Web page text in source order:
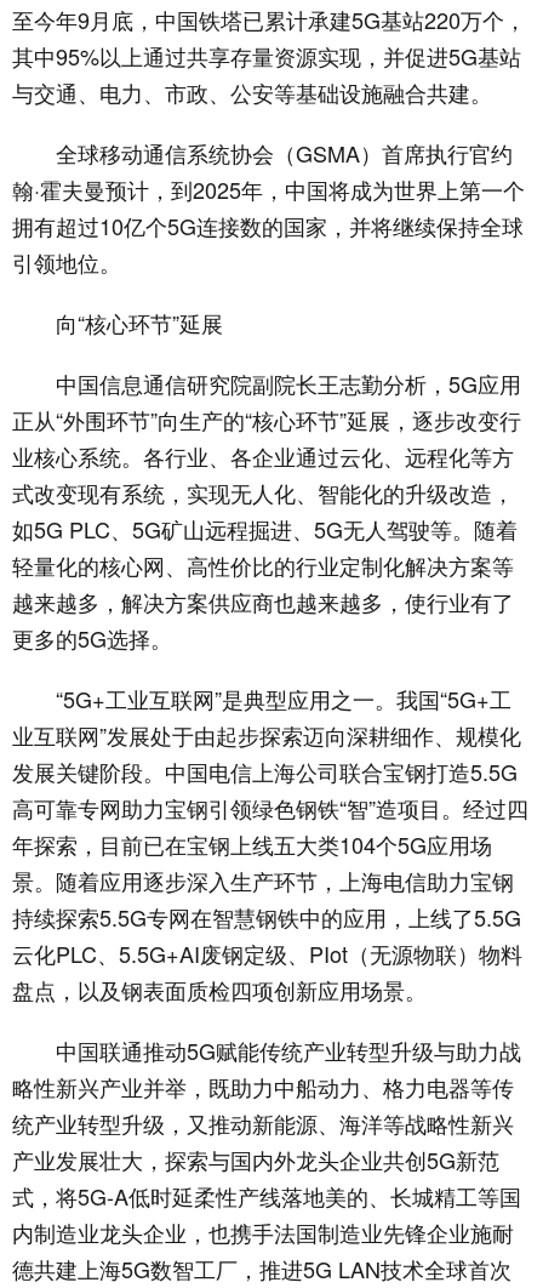
至今年9月底，中国铁塔已累计承建5G基站220万个，
其中95%以上通过共享存量资源实现，并促进5G基站
与交通、电力、市政、公安等基础设施融合共建。
全球移动通信系统协会（GSMA）首席执行官约
翰·霍夫曼预计，到2025年，中国将成为世界上第一个
拥有超过10亿个5G连接数的国家，并将继续保持全球
引领地位。
向“核心环节”延展
中国信息通信研究院副院长王志勤分析，5G应用
正从“外围环节”向生产的“核心环节”延展，逐步改变行
业核心系统。各行业、各企业通过云化、远程化等方
式改变现有系统，实现无人化、智能化的升级改造，
如5G PLC、5G矿山远程掘进、5G无人驾驶等。随着
轻量化的核心网、高性价比的行业定制化解决方案等
越来越多，解决方案供应商也越来越多，使行业有了
更多的5G选择。
“5G+工业互联网”是典型应用之一。我国“5G+工
业互联网”发展处于由起步探索迈向深耕细作、规模化
发展关键阶段。中国电信上海公司联合宝钢打造5.5G
高可靠专网助力宝钢引领绿色钢铁“智”造项目。经过四
年探索，目前已在宝钢上线五大类104个5G应用场
景。随着应用逐步深入生产环节，上海电信助力宝钢
持续探索5.5G专网在智慧钢铁中的应用，上线了5.5G
云化PLC、5.5G+AI废钢定级、PIot（无源物联）物料
盘点，以及钢表面质检四项创新应用场景。
中国联通推动5G赋能传统产业转型升级与助力战
略性新兴产业并举，既助力中船动力、格力电器等传
统产业转型升级，又推动新能源、海洋等战略性新兴
产业发展壮大，探索与国内外龙头企业共创5G新范
式，将5G-A低时延柔性产线落地美的、长城精工等国
内制造业龙头企业，也携手法国制造业先锋企业施耐
德共建上海5G数智工厂，推进5G LAN技术全球首次